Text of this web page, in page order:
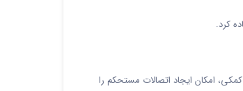
کرد.
امکان ایجاد اتصالات مستحکم را